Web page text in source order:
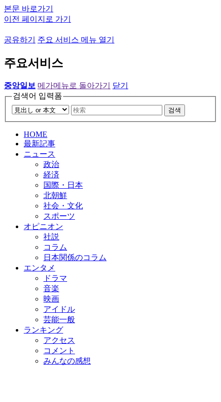
본문 바로가기
이전 페이지로 가기
공유하기 주요 서비스 메뉴 열기
주요서비스
중앙일보 메가메뉴로 돌아가기
닫기
검색어 입력폼
검색
HOME
最新記事
ニュース
政治
経済
国際・日本
北朝鮮
社会・文化
スポーツ
オピニオン
社説
コラム
日本関係のコラム
エンタメ
ドラマ
音楽
映画
アイドル
芸能一般
ランキング
アクセス
コメント
みんなの感想